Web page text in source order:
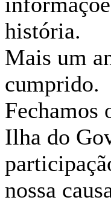
história.
Mais um
cumprido.
Fechamos
Ilha do
nossa